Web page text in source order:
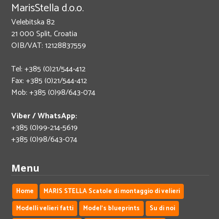
MarisStella d.o.o.
Velebitska 82
21 000 Split, Croatia
OIB/VAT: 12128837559
Tel: +385 (0)21/544-412
Fax: +385 (0)21/544-412
Mob: +385 (0)98/643-074
Viber / WhatsApp:
+385 (0)99-214-5619
+385 (0)98/643-074
Menu
Home
MARIS STELLA Scatole di montaggio di velieri
Modelli velieri fatti
Model's blueprints Su di noi